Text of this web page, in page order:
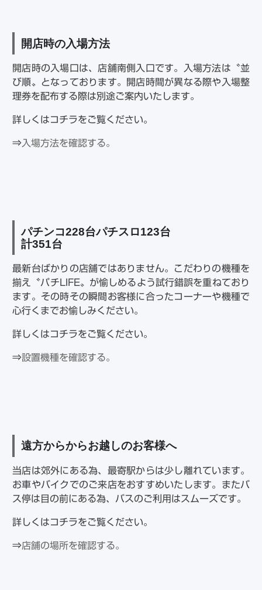
開店時の入場方法
開店時の入場口は、店舗南側入口です。入場方法は〝並
び順〟となっております。開店時間が異なる際や入場整
理券を配布する際は別途ご案内いたします。
詳しくはコチラをご覧ください。
⇒入場方法を確認する。
パチンコ228台パチスロ123台
計351台
最新台ばかりの店舗ではありません。こだわりの機種を
揃え〝パチLIFE〟が愉しめるよう試行錯誤を重ねており
ます。その時その瞬間お客様に合ったコーナーや機種で
心行くまでお愉しみください。
詳しくはコチラをご覧ください。
⇒設置機種を確認する。
遠方からからお越しのお客様へ
当店は郊外にある為、最寄駅からは少し離れています。
お車やバイクでのご来店をおすすめいたします。またバ
ス停は目の前にある為、バスのご利用はスムーズです。
詳しくはコチラをご覧ください。
⇒店舗の場所を確認する。